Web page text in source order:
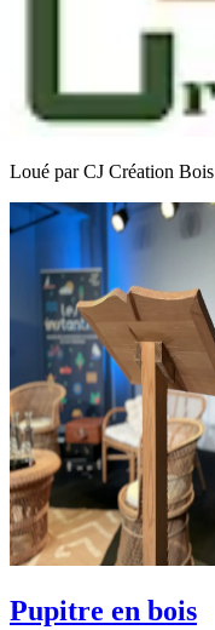
Loué parCJ Création Bois
Pupitre en bois